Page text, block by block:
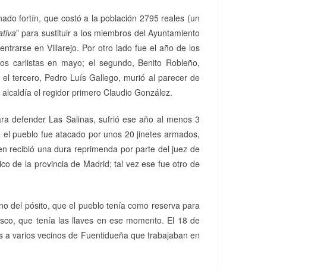
fortín, que costó a la población 2795 reales (un
” para sustituir a los miembros del Ayuntamiento
en Villarejo. Por otro lado fue el año de los
carlistas en mayo; el segundo, Benito Robleño,
tercero, Pedro Luís Gallego, murió al parecer de
el regidor primero Claudio González.
defender Las Salinas, sufrió ese año al menos 3
pueblo fue atacado por unos 20 jinetes armados,
recibió una dura reprimenda por parte del juez de
de la provincia de Madrid; tal vez ese fue otro de
del pósito, que el pueblo tenía como reserva para
que tenía las llaves en ese momento. El 18 de
varios vecinos de Fuentidueña que trabajaban en